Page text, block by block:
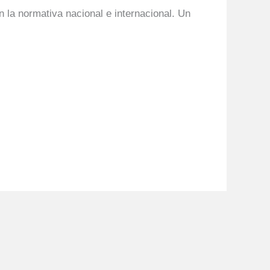
normativa nacional e internacional. Un